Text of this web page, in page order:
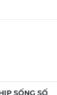
SỐNG SỐ